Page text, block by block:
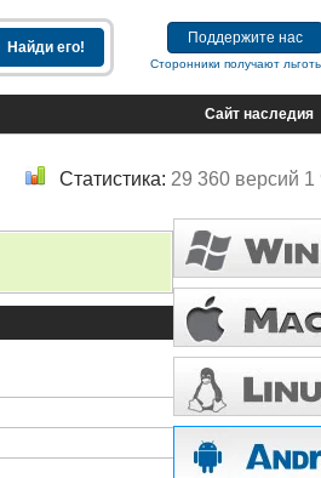
Поддержите нас
Сторонники получают
Сайт наследия
Статистика: 29 360 версий